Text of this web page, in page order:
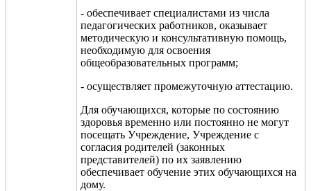
- обеспечивает специалистами из числа
педагогических работников, оказывает
методическую и консультативную помощь,
необходимую для освоения
общеобразовательных программ;
- осуществляет промежуточную аттестацию.
Для обучающихся, которые по состоянию
здоровья временно или постоянно не могут
посещать Учреждение, Учреждение с
согласия родителей (законных
представителей) по их заявлению
обеспечивает обучение этих обучающихся на
дому.